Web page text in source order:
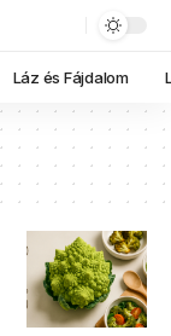
Láz és Fájdalom